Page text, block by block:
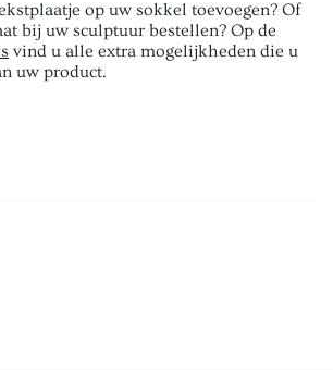
op uw sokkel toevoegen? Of
bij uw sculptuur bestellen? Op de
vind u alle extra mogelijkheden die u
uw product.